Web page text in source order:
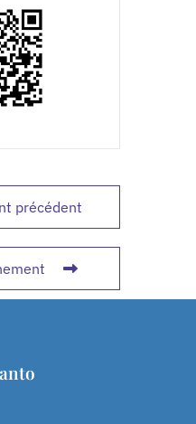
précédent